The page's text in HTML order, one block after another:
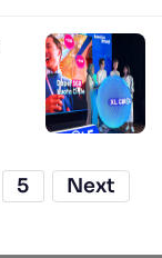
5 Next